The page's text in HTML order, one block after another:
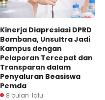
Kinerja Diapresiasi DPRD
Bombana, Unsultra Jadi
Kampus dengan
Pelaporan Tercepat dan
Transparan dalam
Penyaluran Beasiswa
Pemda
8 bulan lalu